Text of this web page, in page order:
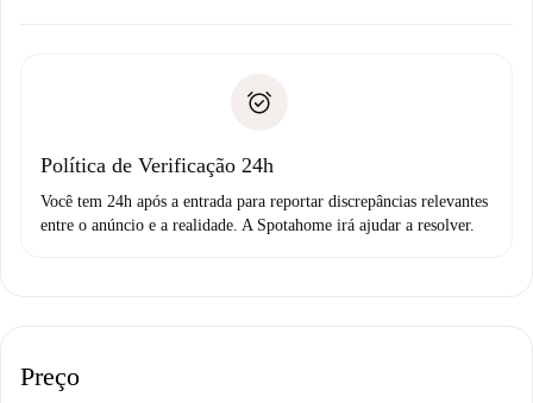
Débito direto bancário
não comunicar nenhum problema.
Política de Verificação 24h
Você tem 24h após a entrada para reportar discrepâncias relevantes
entre o anúncio e a realidade. A Spotahome irá ajudar a resolver.
Preço